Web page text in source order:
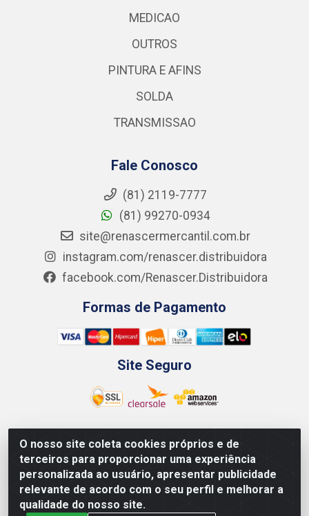
O nosso site coleta cookies próprios e de
terceiros para proporcionar uma experiência
personalizada ao usuário, apresentar publicidade
relevante de acordo com o seu perfil e melhorar a
qualidade do nosso site.
MEDICAO
OUTROS
PINTURA E AFINS
SOLDA
TRANSMISSAO
Fale Conosco
(81) 2119-7777
(81) 99270-0934
site@renascermercantil.com.br
instagram.com/renascer.distribuidora
facebook.com/Renascer.Distribuidora
Formas de Pagamento
Site Seguro
Renascer Distribuidora - Rua São Miguel, 1845 -
Afogados - Recife / PE - CEP 50850-000 - CNPJ
07.264.693/0001-79